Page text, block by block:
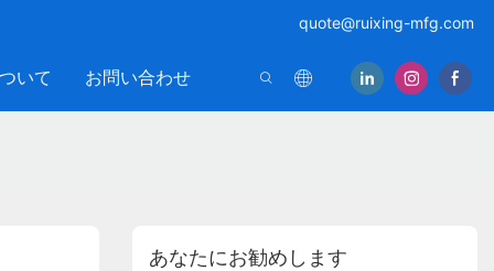
quote@ruixing-mfg.com
いて お問い合わせ
あなたにお勧めします